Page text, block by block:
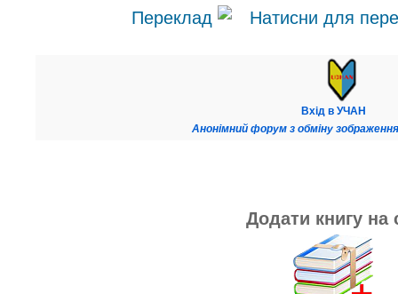
Переклад
Вхід в УЧАН
Анонімний форум з обміну
Додати книгу на